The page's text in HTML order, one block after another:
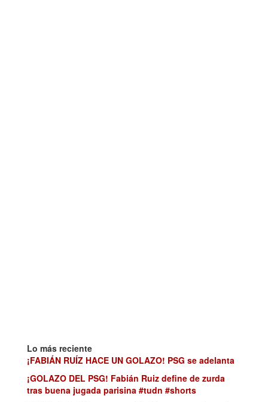
Lo más reciente
¡FABIÁN RUÍZ HACE UN GOLAZO! PSG se adelanta
¡GOLAZO DEL PSG! Fabián Ruiz define de zurda
tras buena jugada parisina #tudn #shorts